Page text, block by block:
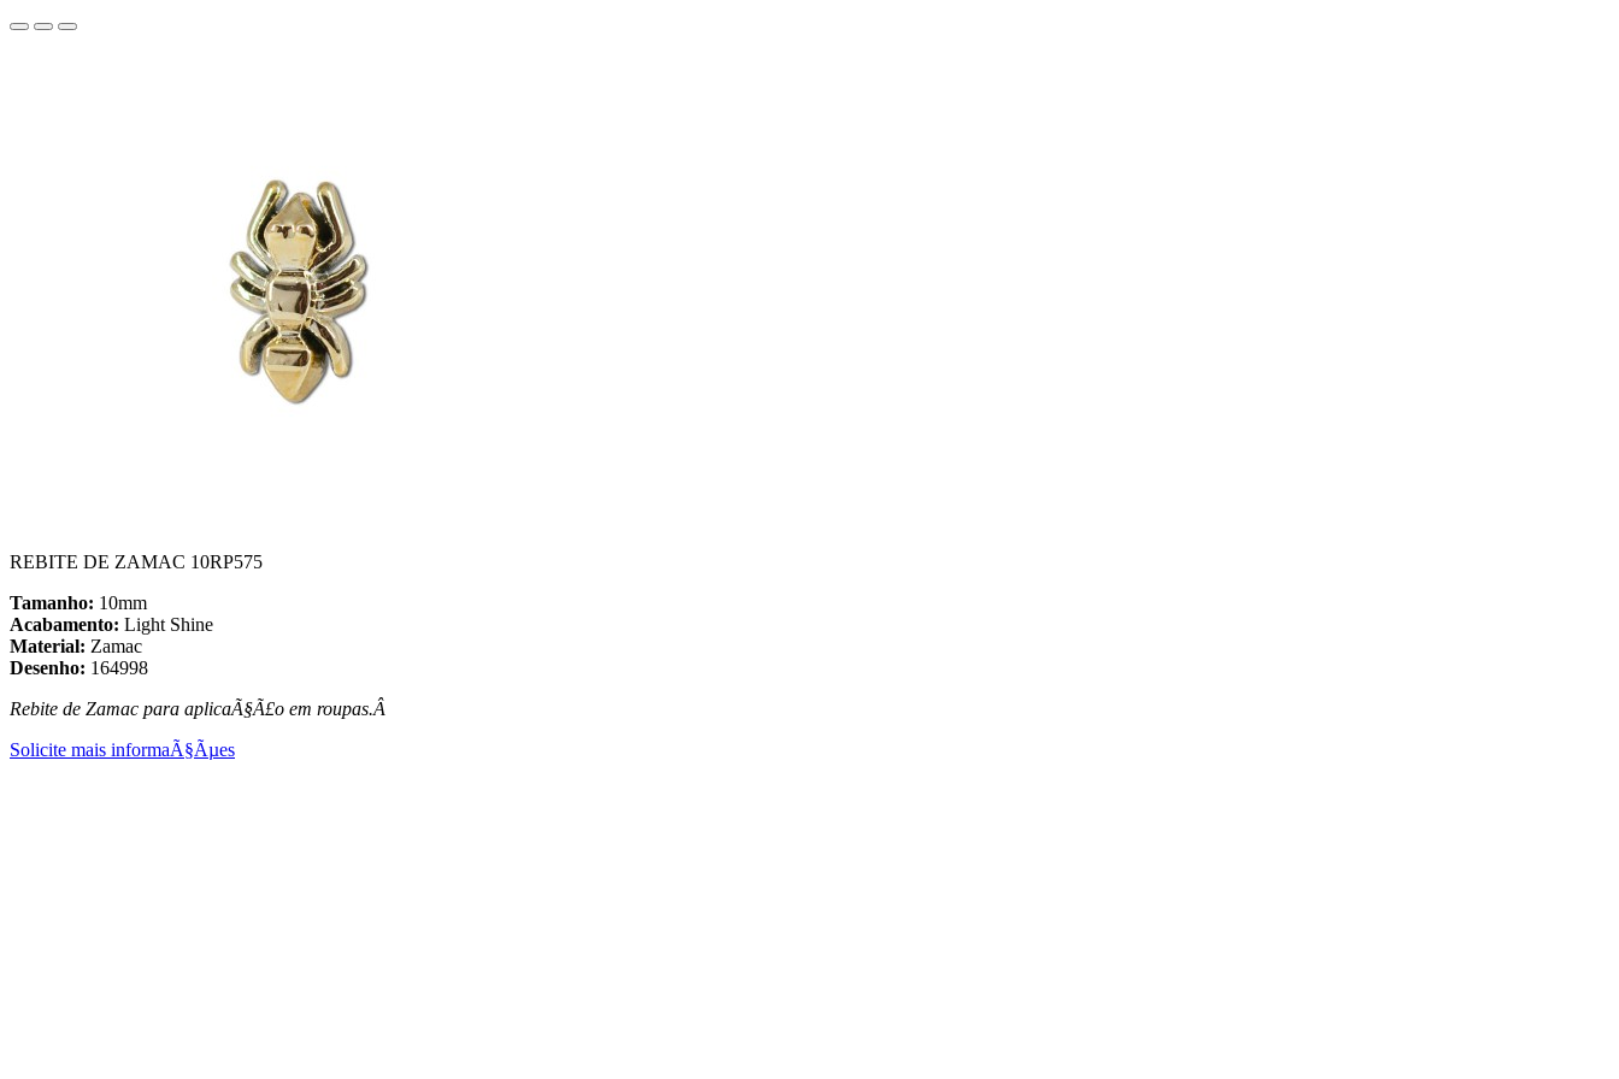
REBITE DE ZAMAC 10RP575
Tamanho: 10mm
Acabamento: Light Shine
Material: Zamac
Desenho: 164998
Rebite de Zamac para aplicaÃ§Ã£o em roupas.Â
Solicite mais informaÃ§Ãµes